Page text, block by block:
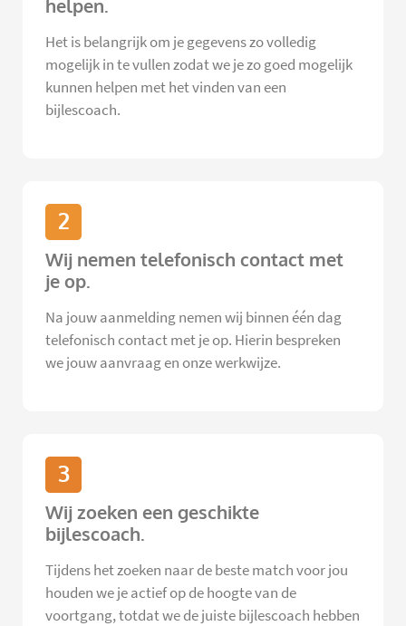
helpen.
Het is belangrijk om je gegevens zo volledig
mogelijk in te vullen zodat we je zo goed mogelijk
kunnen helpen met het vinden van een
bijlescoach.
2
Wij nemen telefonisch contact met
je op.
Na jouw aanmelding nemen wij binnen één dag
telefonisch contact met je op. Hierin bespreken
we jouw aanvraag en onze werkwijze.
3
Wij zoeken een geschikte
bijlescoach.
Tijdens het zoeken naar de beste match voor jou
houden we je actief op de hoogte van de
voortgang, totdat we de juiste bijlescoach hebben